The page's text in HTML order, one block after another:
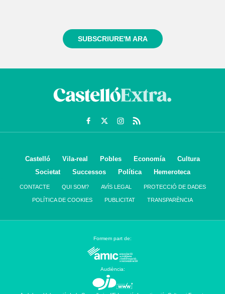
SUBSCRIURE'M ARA
Castelló Vila-real Pobles Economía
Cultura
Societat
Successos Política Hemeroteca
CONTACTE QUI SOM? AVÍS LEGAL PROTECCIÓ DE DADES
POLÍTICA DE COOKIES PUBLICITAT TRANSPARÈNCIA
Formem part de:
Audiència: